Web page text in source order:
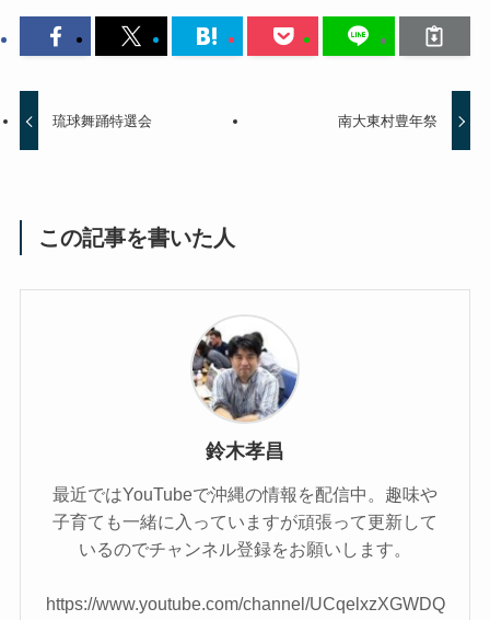
琉球舞踊特選会 南大東村豊年祭
この記事を書いた人
鈴木孝昌
最近ではYouTubeで沖縄の情報を配信中。趣味や
子育ても一緒に入っていますが頑張って更新して
いるのでチャンネル登録をお願いします。
https://www.youtube.com/channel/UCqelxzXGWDQ